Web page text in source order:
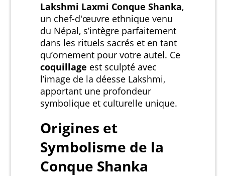
Lakshmi Laxmi Conque Shanka,
un chef-d'œuvre ethnique venu
du Népal, s’intègre parfaitement
dans les rituels sacrés et en tant
qu’ornement pour votre autel. Ce
coquillage est sculpté avec
l’image de la déesse Lakshmi,
apportant une profondeur
symbolique et culturelle unique.
Origines et
Symbolisme de la
Conque Shanka